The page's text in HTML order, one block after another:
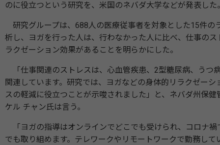
のに役立つという研究を、米国のネバダ大学などが発表した
研究グループは、688人の医療従事者を対象とした15件の
析し、ヨガを行った人は、行わなかった人に比べ、仕事の
ラクゼーション効果があることを明らかにした。
「仕事関連のストレスは、心血管疾患、2型糖尿病、うつ
関連しています。研究では、ヨガなどの身体的リラクゼー
スの軽減に役立つことが示唆されました」と、ネバダ州保
ケル チャン氏は言う。
「ヨガの指導はオンラインでどこでも受けられ、コロナ禍
でも取り組めます。テレワークやリモートワークで勤務し